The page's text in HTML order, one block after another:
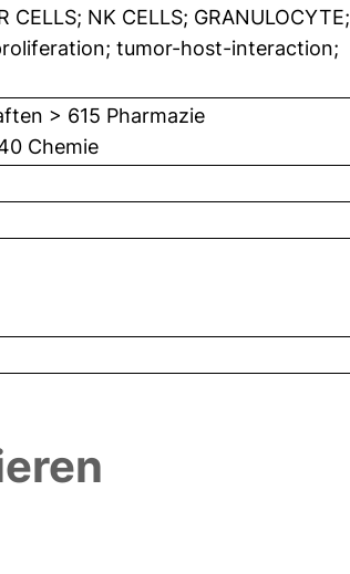
CELLS; NK CELLS; GRANULOCYTE;
tumor-host-interaction;
> 615 Pharmazie
Chemie